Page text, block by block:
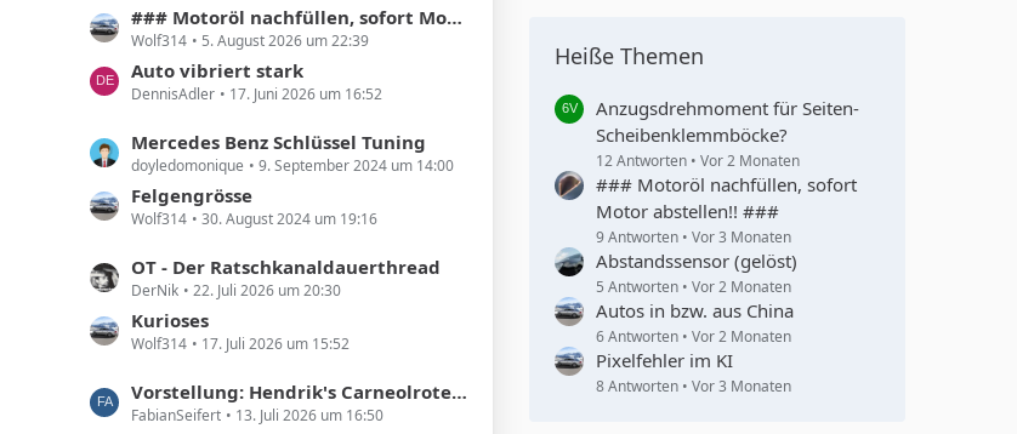
r
g
e
e
r
g
L
e
t
z
e
e
r
g
### Motoröl nachfüllen, sofort Motor abstellen!! ###
Wolf314 5. August 2026 um 22:39
Auto vibriert stark
DennisAdler 17. Juni 2026 um 16:52
L
e
t
z
e
e
r
Mercedes Benz Schlüssel Tuning
doyledomonique 9. September 2024 um 14:00
Felgengrösse
Wolf314 30. August 2024 um 19:16
L
e
t
z
e
OT - Der Ratschkanaldauerthread
DerNik 22. Juli 2026 um 20:30
Kurioses
Wolf314 17. Juli 2026 um 15:52
L
e
Vorstellung: Hendrik's Carneolroter CLS 300
FabianSeifert 13. Juli 2026 um 16:50
Heiße Themen
Anzugsdrehmoment für Seiten-
Scheibenklemmböcke?
12 Antworten Vor 2 Monaten
### Motoröl nachfüllen, sofort
Motor abstellen!! ###
9 Antworten Vor 3 Monaten
Abstandssensor (gelöst)
5 Antworten Vor 2 Monaten
Autos in bzw. aus China
6 Antworten Vor 2 Monaten
Pixelfehler im KI
8 Antworten Vor 3 Monaten